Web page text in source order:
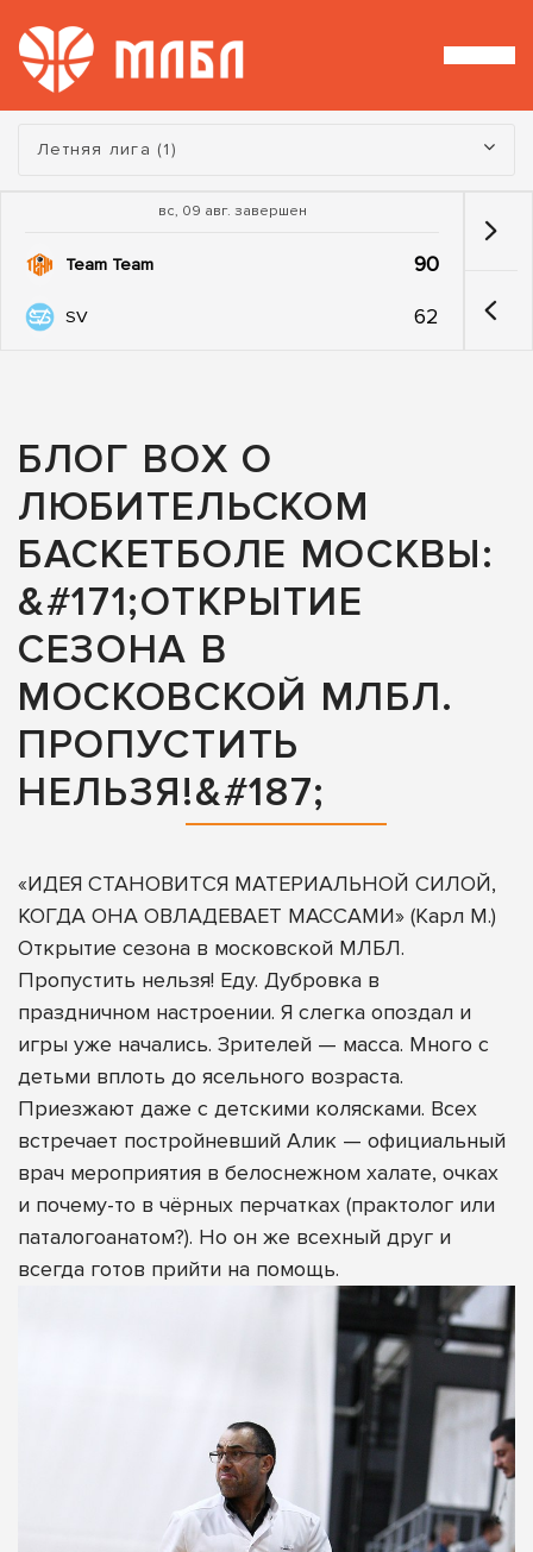
Турнир:
Летняя лига (1)
вс, 09 авг. завершен
Team Team 90
SV 62
БЛОГ BOX О
ЛЮБИТЕЛЬСКОМ
БАСКЕТБОЛЕ МОСКВЫ:
&#171;ОТКРЫТИЕ
СЕЗОНА В
МОСКОВСКОЙ МЛБЛ.
ПРОПУСТИТЬ
НЕЛЬЗЯ!&#187;
«ИДЕЯ СТАНОВИТСЯ МАТЕРИАЛЬНОЙ СИЛОЙ,
КОГДА ОНА ОВЛАДЕВАЕТ МАССАМИ» (Карл М.)
Открытие сезона в московской МЛБЛ.
Пропустить нельзя! Еду. Дубровка в
праздничном настроении. Я слегка опоздал и
игры уже начались. Зрителей — масса. Много с
детьми вплоть до ясельного возраста.
Приезжают даже с детскими колясками. Всех
встречает постройневший Алик — официальный
врач мероприятия в белоснежном халате, очках
и почему-то в чёрных перчатках (практолог или
паталогоанатом?). Но он же всехный друг и
всегда готов прийти на помощь.